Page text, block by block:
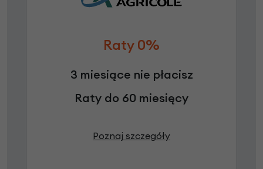
Raty 0%
3 miesiące nie płacisz
Raty do 60 miesięcy
Poznaj szczegóły